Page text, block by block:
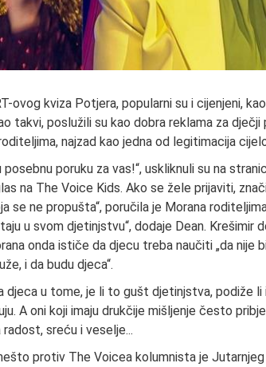
ovog kviza Potjera, popularni su i cijenjeni,
takvi, poslužili su kao dobra reklama za
najzad kao jedna od legitimacija
poruku za vas!“, uskliknuli su na
na The Voice Kids. Ako se žele prijaviti,
se ne propušta“, poručila je Morana
u svom djetinjstvu“, dodaje Dean. Krešimir
onda ističe da djecu treba naučiti „da nije
i da budu djeca“.
djeca u tome, je li to gušt djetinjstva, podiže li
A oni koji imaju drukčije mišljenje često
sreću i veselje...
protiv The Voicea kolumnista je